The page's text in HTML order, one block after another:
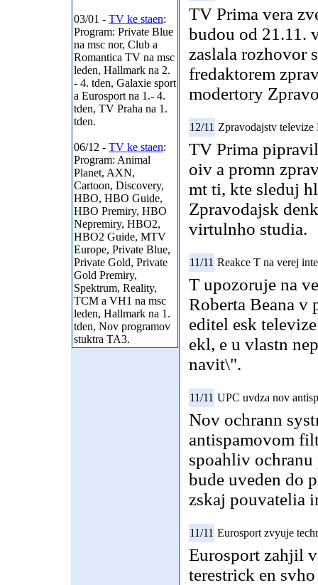
03/01 - TV ke staen:
Program: Private Blue
na msc nor, Club a
Romantica TV na msc
leden, Hallmark na 2.
- 4. tden, Galaxie sport
a Eurosport na 1.- 4.
tden, TV Praha na 1.
tden.
06/12 - TV ke staen:
Program: Animal
Planet, AXN,
Cartoon, Discovery,
HBO, HBO Guide,
HBO Premiry, HBO
Nepremiry, HBO2,
HBO2 Guide, MTV
Europe, Private Blue,
Private Gold, Private
Gold Premiry,
Spektrum, Reality,
TCM a VH1 na msc
leden, Hallmark na 1.
tden, Nov programov
stuktra TA3.
TV Prima vera
budou od 21.11.
zaslala rozhovor
fredaktorem
modertory
12/11 Zpravodajstv
TV Prima
oiv a promn
mt ti, kte sleduj
Zpravodajsk
virtulnho studia.
11/11 Reakce T na verej
T upozoruje na
Roberta Beana
editel esk
ekl, e u vlastn
navit\".
11/11 UPC uvdza nov
Nov ochrann
antispamovom
spoahliv
bude uveden do
zskaj pouvatelia
11/11 Eurosport zvyuje
Eurosport zahjil
terestrick en